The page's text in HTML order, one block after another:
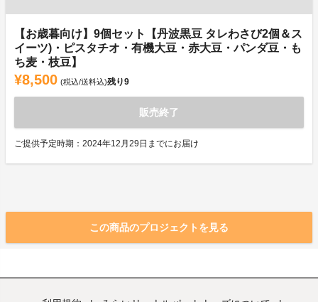
【お歳暮向け】9個セット【丹波黒豆 タレわさび2個＆ス
イーツ)・ピスタチオ・有機大豆・赤大豆・パンダ豆・も
ち麦・枝豆】
¥8,500 (税込/送料込)残り9
販売終了
ご提供予定時期：2024年12月29日までにお届け
この商品のプロジェクトを見る